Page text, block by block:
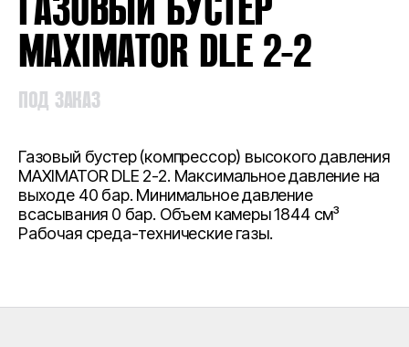
MAXIMATOR DLE 2-2
ПОД ЗАКАЗ
Газовый бустер (компрессор) высокого давления
MAXIMATOR DLE 2-2. Максимальное давление на
выходе 40 бар. Минимальное давление
всасывания 0 бар. Объем камеры 1844 см³
Рабочая среда-технические газы.